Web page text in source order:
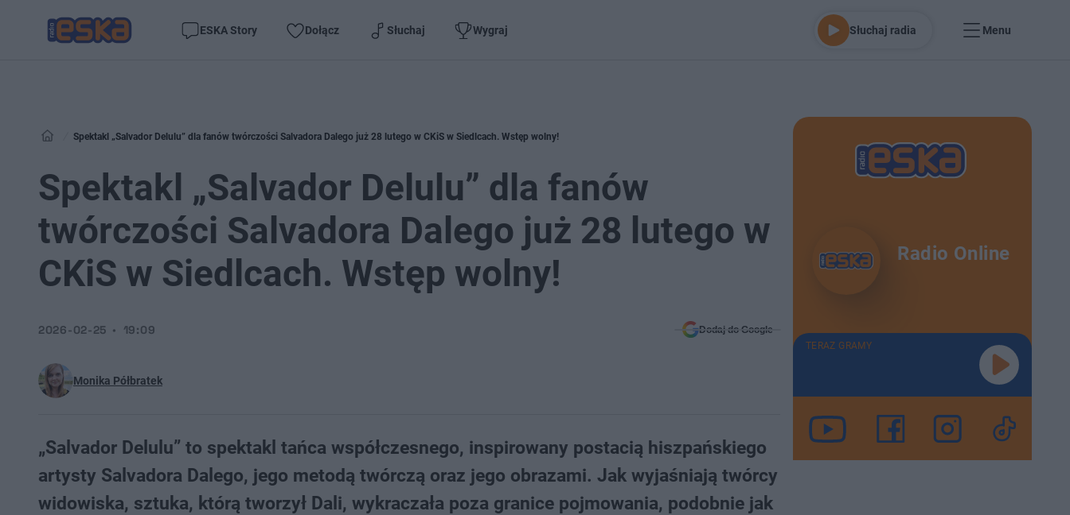
ESKA Story Dołącz Słuchaj Wygraj Słuchaj radia Menu
Spektakl „Salvador Delulu” dla fanów twórczości Salvadora Dalego już 28 lutego w CKiS w Siedlcach. Wstęp wolny!
Spektakl „Salvador Delulu” dla fanów
twórczości Salvadora Dalego już 28 lutego w
CKiS w Siedlcach. Wstęp wolny!
Monika Półbratek
2026-02-25 19:09 Dodaj do Google
„Salvador Delulu” to spektakl tańca współczesnego, inspirowany postacią hiszpańskiego
artysty Salvadora Dalego, jego metodą twórczą oraz jego obrazami. Jak wyjaśniają twórcy
widowiska, sztuka, którą tworzył Dali, wykraczała poza granice pojmowania, podobnie jak
Radio Online
TERAZ GRAMY